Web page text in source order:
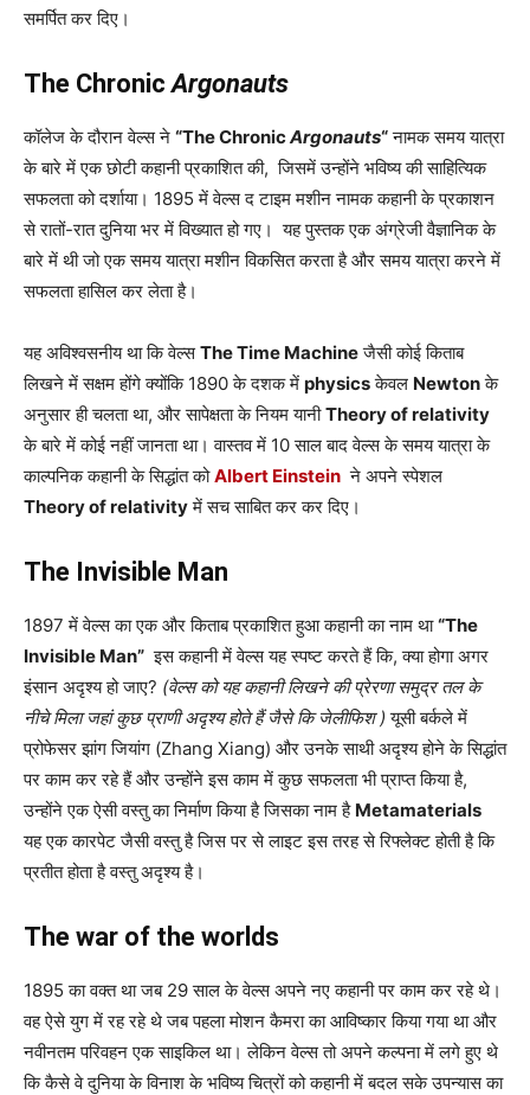
समर्पित कर दिए।
The ChronicArgonauts
कॉलेज के दौरान वेल्स ने “The ChronicArgonauts“नामक समय यात्रा
के बारे में एक छोटी कहानी प्रकाशित की, जिसमें उन्होंने भविष्य की साहित्यिक
सफलता को दर्शाया। 1895 में वेल्स द टाइम मशीन नामक कहानी के प्रकाशन
से रातों-रात दुनिया भर में विख्यात हो गए। यह पुस्तक एक अंग्रेजी वैज्ञानिक के
बारे में थी जो एक समय यात्रा मशीन विकसित करता है और समय यात्रा करने में
सफलता हासिल कर लेता है।
यह अविश्वसनीय था कि वेल्सThe Time Machineजैसी कोई किताब
लिखने में सक्षम होंगे क्योंकि 1890 के दशक में physicsकेवल Newtonके
अनुसार ही चलता था, और सापेक्षता के नियम यानीTheory of relativity
के बारे में कोई नहीं जानता था। वास्तव में 10 साल बाद वेल्स के समय यात्रा के
काल्पनिक कहानी के सिद्धांत कोAlbert Einstein ने अपने स्पेशल
Theory of relativityमें सच साबित कर कर दिए।
The Invisible Man
1897 में वेल्स का एक और किताब प्रकाशित हुआ कहानी का नाम था“The
Invisible Man” इस कहानी में वेल्स यह स्पष्ट करते हैं कि, क्या होगा अगर
इंसान अदृश्य हो जाए? (वेल्स को यह कहानी लिखने की प्रेरणा समुद्र तल के
नीचे मिला जहां कुछ प्राणी अदृश्य होते हैं जैसे कि जेलीफिश ) यूसी बर्कले में
प्रोफेसर झांग जियांग (Zhang Xiang) और उनके साथी अदृश्य होने के सिद्धांत
पर काम कर रहे हैं और उन्होंने इस काम में कुछ सफलता भी प्राप्त किया है,
उन्होंने एक ऐसी वस्तु का निर्माण किया है जिसका नाम है Metamaterials
यह एक कारपेट जैसी वस्तु है जिस पर से लाइट इस तरह से रिफ्लेक्ट होती है कि
प्रतीत होता है वस्तु अदृश्य है।
The war of the worlds
1895 का वक्त था जब 29 साल के वेल्स अपने नए कहानी पर काम कर रहे थे।
वह ऐसे युग में रह रहे थे जब पहला मोशन कैमरा का आविष्कार किया गया था और
नवीनतम परिवहन एक साइकिल था। लेकिन वेल्स तो अपने कल्पना में लगे हुए थे
कि कैसे वे दुनिया के विनाश के भविष्य चित्रों को कहानी में बदल सके उपन्यास का